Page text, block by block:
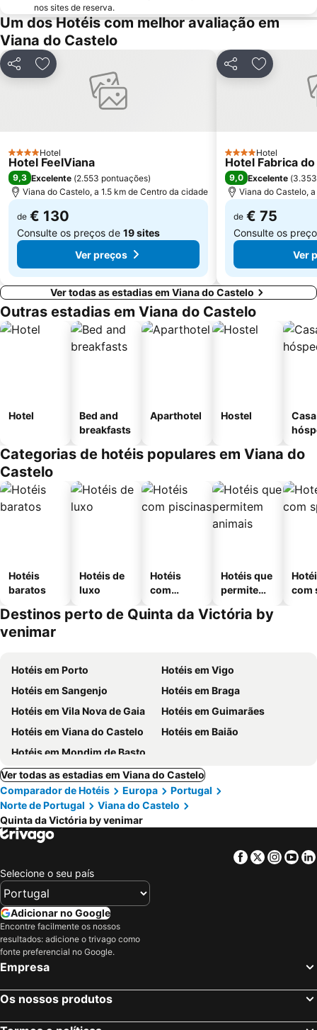
Posto de Turismo de Valença do Minho
Labruge Beach
Suave Mar Beach
Praia de Panxón
Apúlia Beach
Capela de Cima de Oliveira
Parque de Exposições de Braga
Fluvial de Adaúfe
Castelo de Santiago da Barra
Igreja de Joane
nos sites de reserva.
Um dos Hotéis com melhor avaliação em
Viana do Castelo
PartilharAdicionar aos favoritos
4 Estrelas
Hotel
Hotel FeelViana
9,3 Excelente (2.553 pontuações)
Viana do Castelo, a 1.5 km de Centro da cidade
de € 130
Consulte os preços de 19 sites
Ver preços
PartilharAdicionar
4 Estrelas
Hotel
Hotel Fabrica
9,0 Excelente (
Viana do Castelo,
de € 75
Consulte os
Ver
Ver todas as estadias em Viana do Castelo
Outras estadias em Viana do Castelo
Hotel
Bed and
breakfasts
Aparthotel Hostel
Categorias de hotéis populares em Viana do
Castelo
Hotéis
baratos
Hotéis de
luxo
Hotéis
com
Hotéis que
permitem
com
Destinos perto de Quinta da Victória by
venimar
Hotéis em Porto
Hotéis em Vigo
Hotéis em Sangenjo
Hotéis em Braga
Hotéis em Vila Nova de Gaia
Hotéis em Guimarães
Hotéis em Viana do Castelo
Hotéis em Baião
Hotéis em Mondim de Basto
Ver todas as estadias em Viana do Castelo
Comparador de Hotéis
Europa
Portugal
Norte de Portugal
Viana do Castelo
Quinta da Victória by venimar
Facebook
Twitter
Selecione o seu país
Adicionar no Google
Encontre facilmente os nossos
resultados: adicione o trivago como
fonte preferencial no Google.
Empresa
Os nossos produtos